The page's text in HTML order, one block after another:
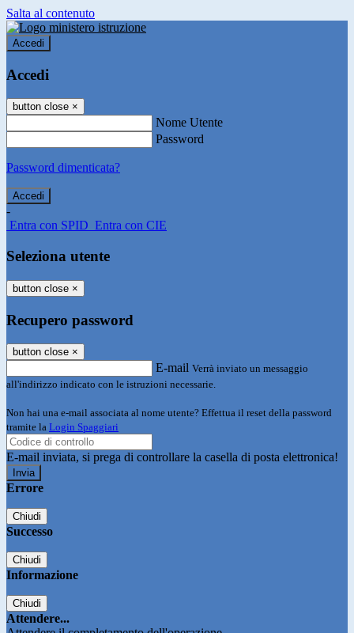
Salta al contenuto
Accedi
Accedi
button close ×
Nome Utente
Password
Password dimenticata?
-
Entra con SPID Entra con CIE
Seleziona utente
button close ×
Recupero password
button close ×
E-mail Verrà inviato un messaggio
all'indirizzo indicato con le istruzioni necessarie.
Non hai una e-mail associata al nome utente? Effettua il reset della password
tramite la Login Spaggiari
E-mail inviata, si prega di controllare la casella di posta elettronica!
Errore
Chiudi
Successo
Chiudi
Informazione
Chiudi
Attendere...